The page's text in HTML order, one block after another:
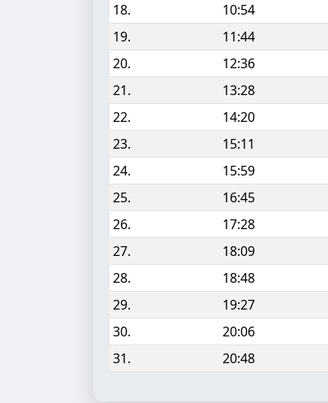
18.
10:54
19.
11:44
20.
12:36
21.
13:28
22.
14:20
23.
15:11
24.
15:59
25.
16:45
26.
17:28
27.
18:09
28.
18:48
29.
19:27
30.
20:06
31.
20:48